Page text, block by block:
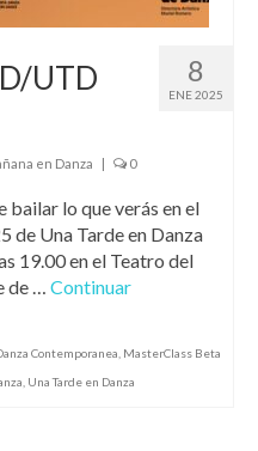
8
ENE 2025
UTD
en Danza | 0
bailar lo que verás en el
de Una Tarde en Danza
19.00 en el Teatro del
de … Continuar
Contemporanea MasterClass Beta
Una Tarde en Danza